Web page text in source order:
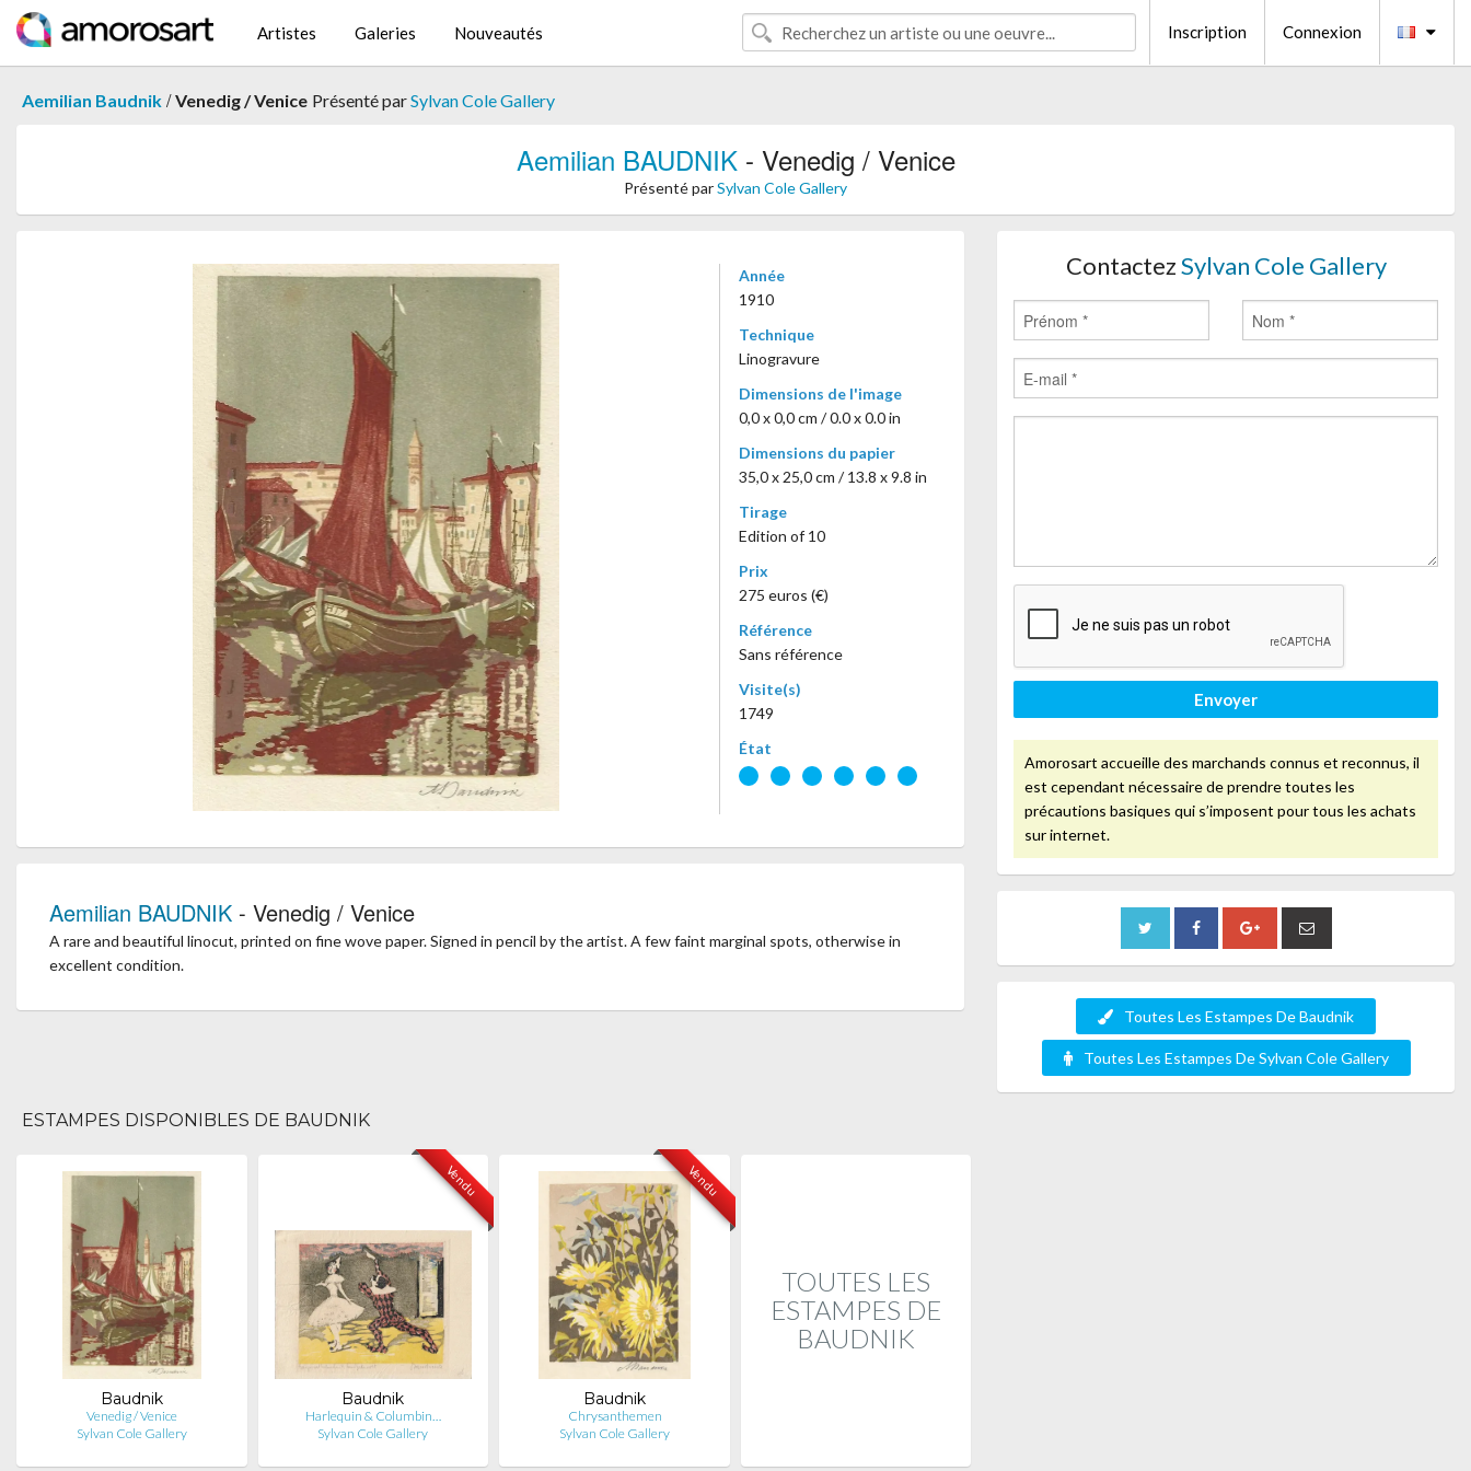
Artistes Galeries Nouveautés Inscription Connexion
Aemilian Baudnik /Venedig / Venice Présenté parSylvan Cole Gallery
Aemilian BAUDNIK- Venedig / Venice
Présenté parSylvan Cole Gallery
Année
1910
Technique
Linogravure
Dimensions de l'image
0,0 x 0,0 cm / 0.0 x 0.0 in
Dimensions du papier
35,0 x 25,0 cm / 13.8 x 9.8 in
Tirage
Edition of 10
Prix
275 euros (€)
Référence
Sans référence
Visite(s)
1749
État
Aemilian BAUDNIK - Venedig / Venice
A rare and beautiful linocut, printed on fine wove paper. Signed in pencil by the artist. A few faint marginal spots, otherwise in
excellent condition.
ContactezSylvan Cole Gallery
Envoyer
Amorosart accueille des marchands connus et reconnus, il
est cependant nécessaire de prendre toutes les
précautions basiques qui s’imposent pour tous les achats
sur internet.
Toutes Les Estampes De Baudnik
Toutes Les Estampes De Sylvan Cole Gallery
ESTAMPES DISPONIBLES DE BAUDNIK
Baudnik
Venedig / Venice
Sylvan Cole Gallery
Vendu
Baudnik
Harlequin & Columbin…
Sylvan Cole Gallery
Vendu
Baudnik
Chrysanthemen
Sylvan Cole Gallery
TOUTES LES
ESTAMPES DE
BAUDNIK